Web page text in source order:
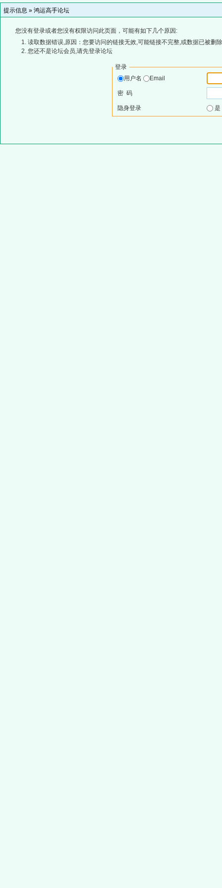
提示信息 » 鸿运高手论坛
您没有登录或者您没有权限访问此页面，可能有如下几个原因:
读取数据错误,原因：您要访问的链接无效,可能链接不完整,或数据已被删
您还不是论坛会员,请先登录论坛
登录
用户名
Email
密 码
隐身登录